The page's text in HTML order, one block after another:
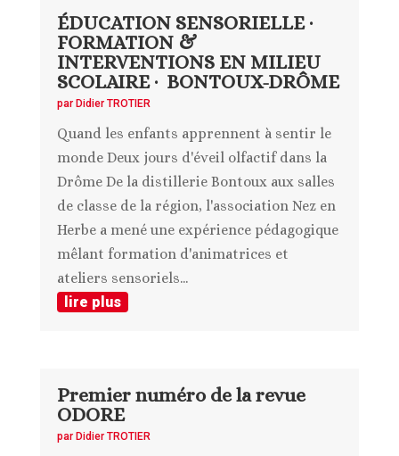
ÉDUCATION SENSORIELLE ·
FORMATION &
INTERVENTIONS EN MILIEU
SCOLAIRE · BONTOUX-DRÔME
par Didier TROTIER
Quand les enfants apprennent à sentir le
monde Deux jours d'éveil olfactif dans la
Drôme De la distillerie Bontoux aux salles
de classe de la région, l'association Nez en
Herbe a mené une expérience pédagogique
mêlant formation d'animatrices et
ateliers sensoriels...
lire plus
Premier numéro de la revue
ODORE
par Didier TROTIER